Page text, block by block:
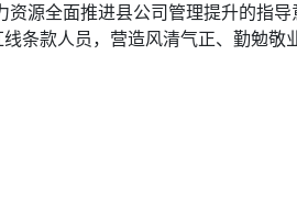
源全面推进县公司管理提升的指导
条款人员，营造风清气正、勤勉敬